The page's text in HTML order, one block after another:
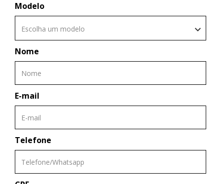
Modelo
Escolha um modelo
Nome
E-mail
Telefone